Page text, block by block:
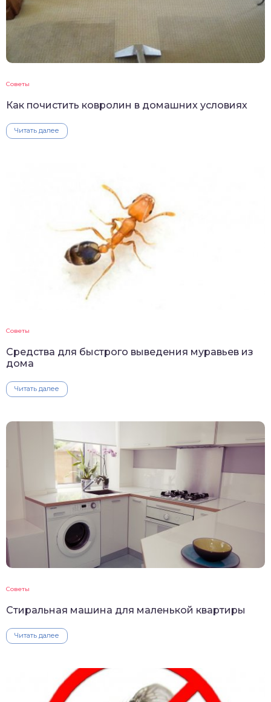
Советы
Как почистить ковролин в домашних условиях
Читать далее
Советы
Средства для быстрого выведения муравьев из
дома
Читать далее
Советы
Стиральная машина для маленькой квартиры
Читать далее